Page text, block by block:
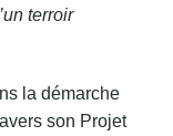
terroir
la démarche
son Projet